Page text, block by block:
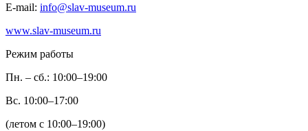
E-mail: info@slav-museum.ru
www.slav-museum.ru
Режим работы
Пн. – сб.: 10:00–19:00
Вс. 10:00–17:00
(летом с 10:00–19:00)